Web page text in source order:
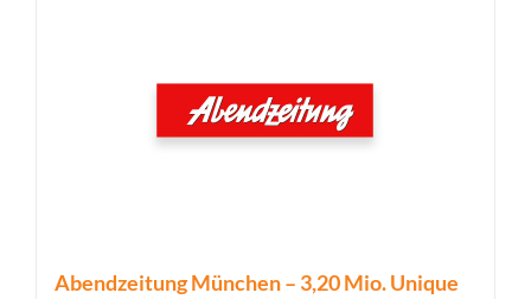
Abendzeitung München – 3,20 Mio. Unique